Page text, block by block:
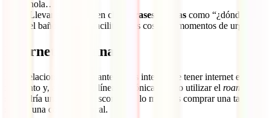
hola…
Llevar apuntadas en chino
frases básicas como “¿dónde está
el baño?” puede facilitarte las cosas en momentos de urgencia.
Internet en China
Muy relacionado con lo anterior, es interesante tener internet en todo
momento y, a poder ser, línea telefónica. Como utilizar el roaming
supondría una factura descomunal, lo mejor es comprar una tarjeta
sim de una compañía local.